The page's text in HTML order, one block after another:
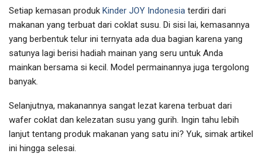
Setiap kemasan produk Kinder JOY Indonesia terdiri dari
makanan yang terbuat dari coklat susu. Di sisi lai, kemasannya
yang berbentuk telur ini ternyata ada dua bagian karena yang
satunya lagi berisi hadiah mainan yang seru untuk Anda
mainkan bersama si kecil. Model permainannya juga tergolong
banyak.
Selanjutnya, makanannya sangat lezat karena terbuat dari
wafer coklat dan kelezatan susu yang gurih. Ingin tahu lebih
lanjut tentang produk makanan yang satu ini? Yuk, simak artikel
ini hingga selesai.